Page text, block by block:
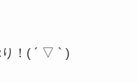
！( ´ ▽ ` )